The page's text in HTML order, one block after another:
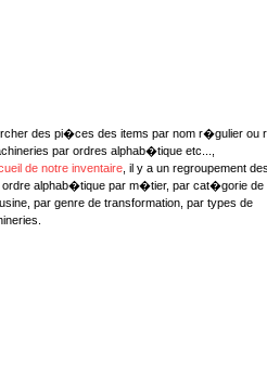
des pi�ces des items par nom r�gulier ou
par ordres alphab�tique etc...,
de notre inventaire , il y a un regroupement des
alphab�tique par m�tier, par cat�gorie de
par genre de transformation, par types de